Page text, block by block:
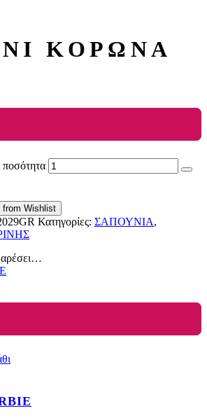
ΚΟΡΩΝΑ
from Wishlist
Κατηγορίες: ΣΑΠΟΥΝΙΑ,
αρέσει…